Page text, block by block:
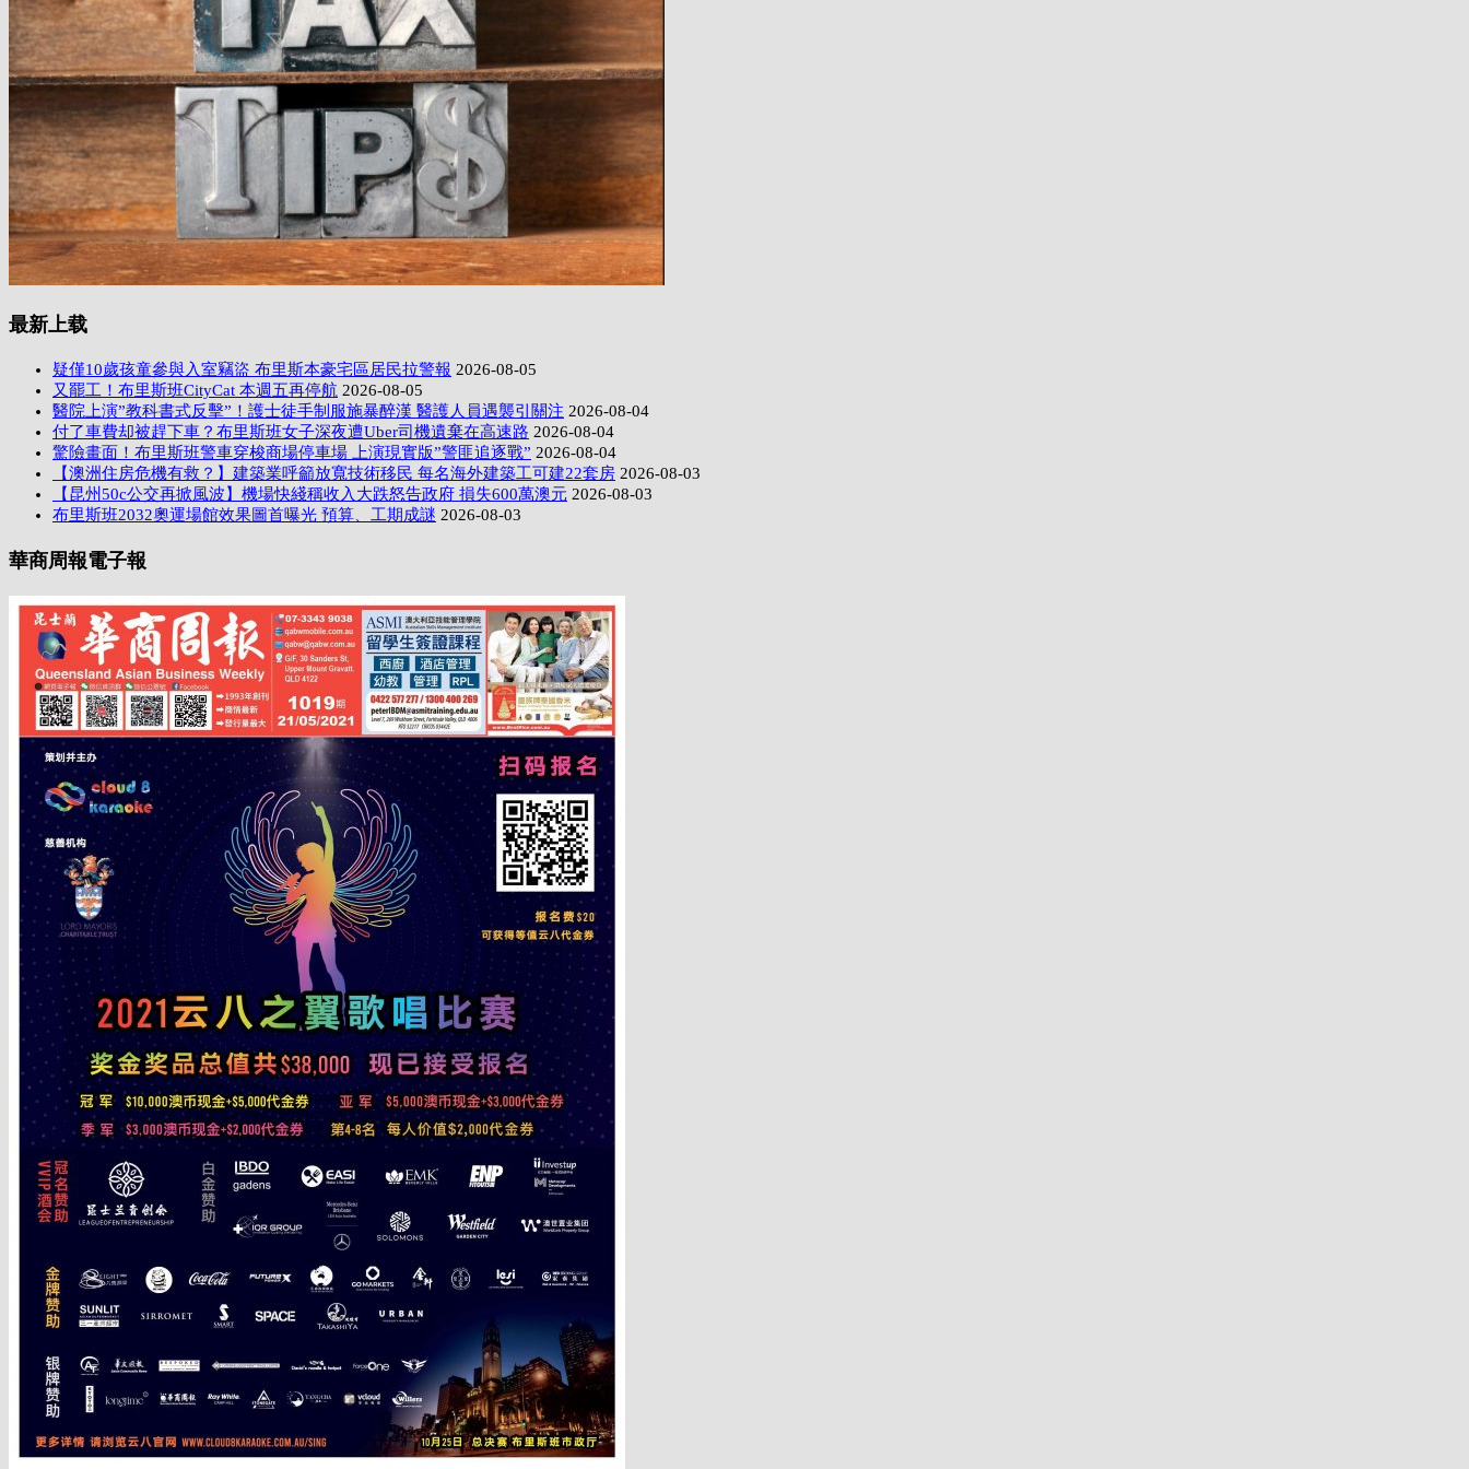
最新上载
疑僅10歲孩童參與入室竊盜 布里斯本豪宅區居民拉警報 2026-08-05
又罷工！布里斯班CityCat 本週五再停航 2026-08-05
醫院上演”教科書式反擊”！護士徒手制服施暴醉漢 醫護人員遇襲引關注 2026-08-04
付了車費却被趕下車？布里斯班女子深夜遭Uber司機遺棄在高速路 2026-08-04
驚險畫面！布里斯班警車穿梭商場停車場 上演現實版”警匪追逐戰” 2026-08-04
【澳洲住房危機有救？】建築業呼籲放寬技術移民 每名海外建築工可建22套房 2026-08-03
【昆州50c公交再掀風波】機場快綫稱收入大跌怒告政府 損失600萬澳元 2026-08-03
布里斯班2032奧運場館效果圖首曝光 預算、工期成謎 2026-08-03
華商周報電子報